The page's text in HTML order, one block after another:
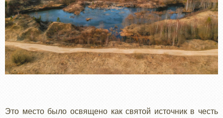
Это место было освящено как святой источник в честь